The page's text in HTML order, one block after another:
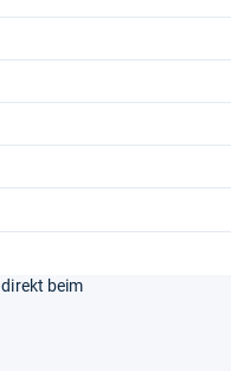
beim